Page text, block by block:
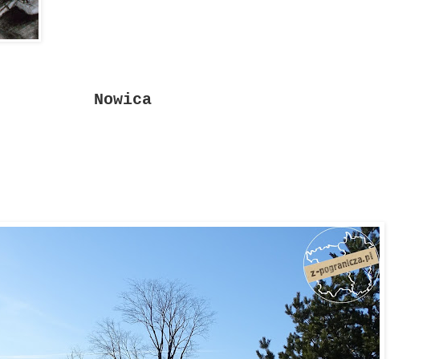
Nowica